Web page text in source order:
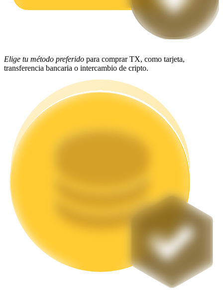
Alta rentabilidad y acceso instantáneo
Participación flexible para ganar tokens populares
Elige tu método preferido para comprar TX, como tarjeta,
transferencia bancaria o intercambio de cripto.